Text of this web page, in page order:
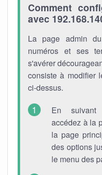
Comment
avec
La page admin
numéros et ses
s'avérer
consiste à modifier
ci-dessus.
En suivant
accédez à la
la page
des options
le menu des